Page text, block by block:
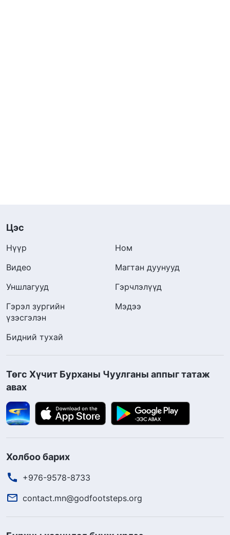
Цэс
Нүүр
Ном
Видео
Магтан дуунууд
Уншлагууд
Гэрчлэлүүд
Гэрэл зургийн
үзэсгэлэн
Мэдээ
Бидний тухай
Төгс Хүчит Бурханы Чуулганы аппыг татаж
авах
Холбоо барих
+976-9578-8733
contact.mn@godfootsteps.org